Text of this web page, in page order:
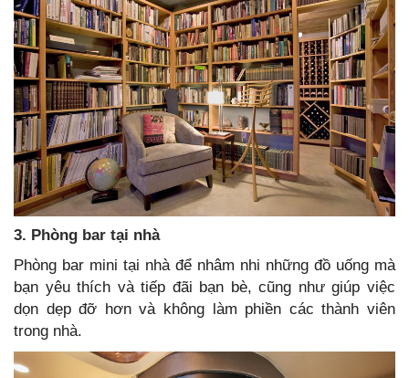
3. Phòng bar tại nhà
Phòng bar mini tại nhà để nhâm nhi những đồ uống mà
bạn yêu thích và tiếp đãi bạn bè, cũng như giúp việc
dọn dẹp đỡ hơn và không làm phiền các thành viên
trong nhà.